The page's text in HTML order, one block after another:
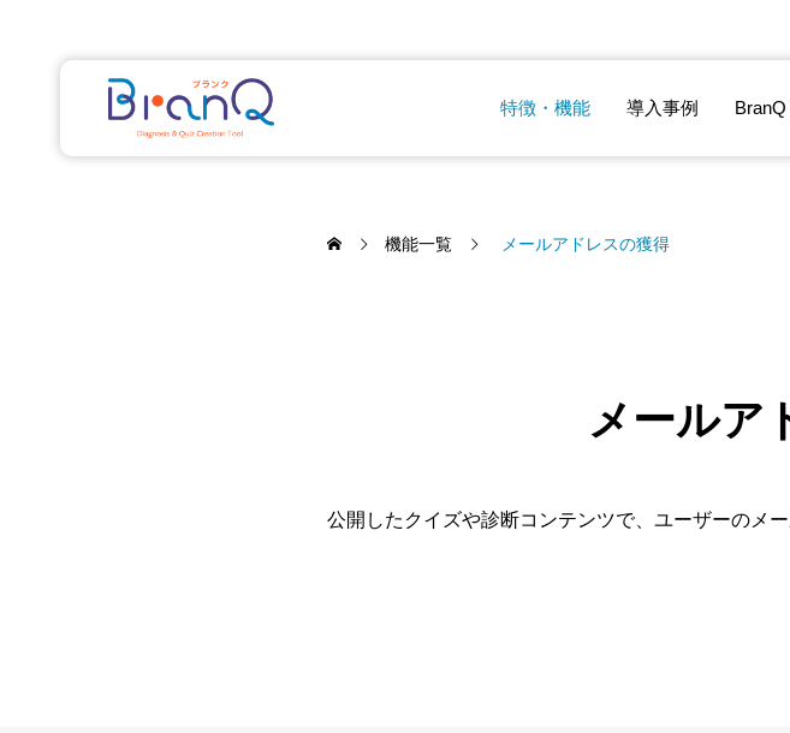
特徴・機能 導入事例
機能一覧 メールアドレスの獲得
メールア
公開したクイズや診断コンテンツで、ユーザーのメ